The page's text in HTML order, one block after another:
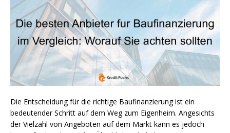
Die Entscheidung für die richtige Baufinanzierung ist ein
bedeutender Schritt auf dem Weg zum Eigenheim. Angesichts
der Vielzahl von Angeboten auf dem Markt kann es jedoch